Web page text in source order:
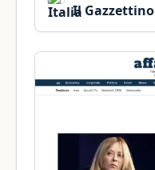
Il Gazzettino